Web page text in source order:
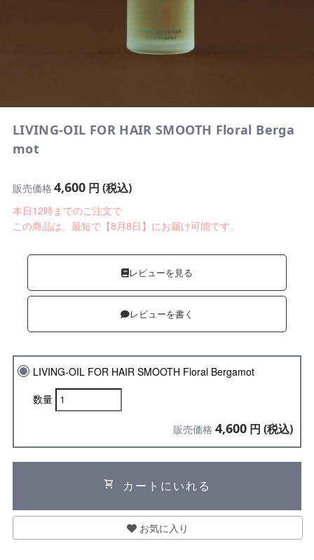
LIVING-OIL FOR HAIR SMOOTH Floral Berga
mot
販売価格 4,600円 (税込)
本日12時までのご注文で
この商品は、最短で【8月8日】にお届け可能です。
レビューを見る
レビューを書く
LIVING-OIL FOR HAIR SMOOTH Floral Bergamot
数量
販売価格 4,600 円 (税込)
shopping_cart カートにいれる
お気に入り